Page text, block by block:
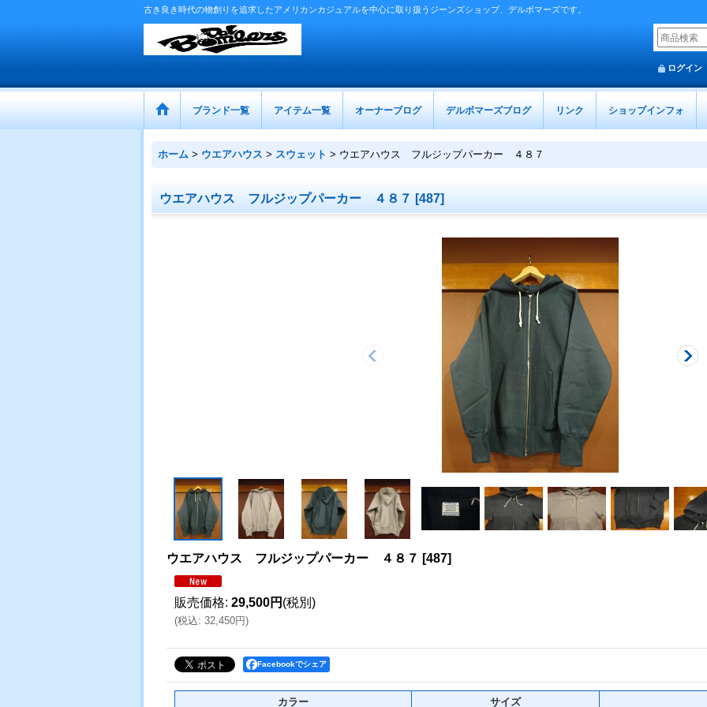
古き良き時代の物創りを追求したアメリカンカジュアルを中心に取り扱うジーンズショップ、デルボマーズです。
ログイン
ブランド一覧 アイテム一覧 オーナーブログ デルボマーズブログ リンク ショップインフォ
ホーム > ウエアハウス > スウェット > ウエアハウス フルジップパーカー ４８７
ウエアハウス フルジップパーカー ４８７ [487]
ウエアハウス フルジップパーカー ４８７ [487]
販売価格: 29,500円 (税別)
(税込: 32,450円)
Facebookでシェア
カラー サイズ